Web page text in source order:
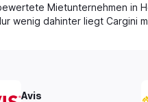
Mietunternehmen in
wenig dahinter liegt Cargini
Avis